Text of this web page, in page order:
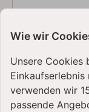
Minute (im
Abmessungen H
T (inklusive
Länge Mischarm
Kabellänge
Wie wir
Unsere Cookies
verwenden wir
passende